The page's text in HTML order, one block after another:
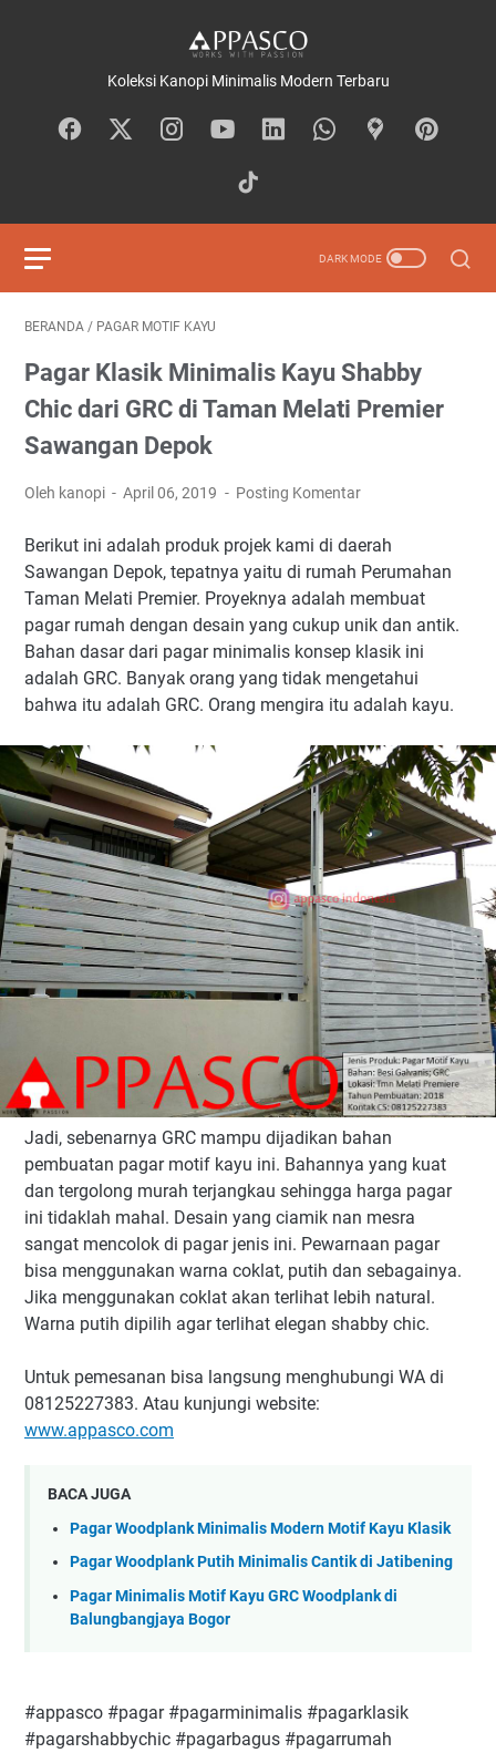
Koleksi Kanopi Minimalis Modern Terbaru
BERANDA / PAGAR MOTIF KAYU
Pagar Klasik Minimalis Kayu Shabby
Chic dari GRC di Taman Melati Premier
Sawangan Depok
Oleh kanopi April 06, 2019 Posting Komentar
Berikut ini adalah produk projek kami di daerah
Sawangan Depok, tepatnya yaitu di rumah Perumahan
Taman Melati Premier. Proyeknya adalah membuat
pagar rumah dengan desain yang cukup unik dan antik.
Bahan dasar dari pagar minimalis konsep klasik ini
adalah GRC. Banyak orang yang tidak mengetahui
bahwa itu adalah GRC. Orang mengira itu adalah kayu.
Jadi, sebenarnya GRC mampu dijadikan bahan
pembuatan pagar motif kayu ini. Bahannya yang kuat
dan tergolong murah terjangkau sehingga harga pagar
ini tidaklah mahal. Desain yang ciamik nan mesra
sangat mencolok di pagar jenis ini. Pewarnaan pagar
bisa menggunakan warna coklat, putih dan sebagainya.
Jika menggunakan coklat akan terlihat lebih natural.
Warna putih dipilih agar terlihat elegan shabby chic.
Untuk pemesanan bisa langsung menghubungi WA di
08125227383. Atau kunjungi website:
www.appasco.com
BACA JUGA
Pagar Woodplank Minimalis Modern Motif Kayu Klasik
Pagar Woodplank Putih Minimalis Cantik di Jatibening
Pagar Minimalis Motif Kayu GRC Woodplank di
Balungbangjaya Bogor
#appasco #pagar #pagarminimalis #pagarklasik
#pagarshabbychic #pagarbagus #pagarrumah